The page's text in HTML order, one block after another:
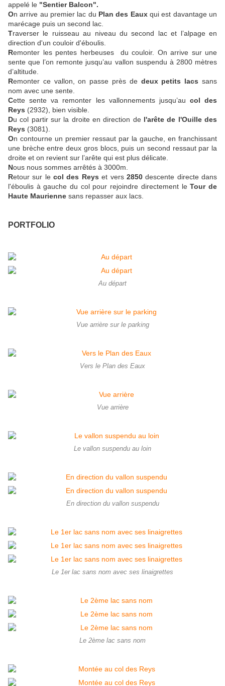
appelé le "Sentier Balcon".
On arrive au premier lac du Plan des Eauxqui est davantage un
marécage puis un second lac.
Traverser le ruisseau au niveau du second lac et l’alpage en
direction d'un couloir d'éboulis.
Remonter les pentes herbeuses du couloir. On arrive sur une
sente que l’on remonte jusqu’au vallon suspendu à 2800 mètres
d’altitude.
Remonter ce vallon, on passe près de deux petits lacs sans
nom avec une sente.
Cette sente va remonter les vallonnements jusqu’au col des
Reys (2932), bien visible.
Du col partir sur la droite en direction de l'arête de l'Ouille des
Reys (3081).
On contourne un premier ressaut par la gauche, en franchissant
une brèche entre deux gros blocs, puis un second ressaut par la
droite et on revient sur l’arête qui est plus délicate.
Nous nous sommes arrêtés à 3000m.
Retour sur lecol des Reys et vers 2850descente directe dans
l'éboulis à gauche du col pour rejoindre directement leTour de
Haute Maurienne sans repasser aux lacs.
PORTFOLIO
Au départ
Vue arrière sur le parking
Vers le Plan des Eaux
Vue arrière
Le vallon suspendu au loin
En direction du vallon suspendu
Le 1er lac sans nom avec ses linaigrettes
Le 2ème lac sans nom